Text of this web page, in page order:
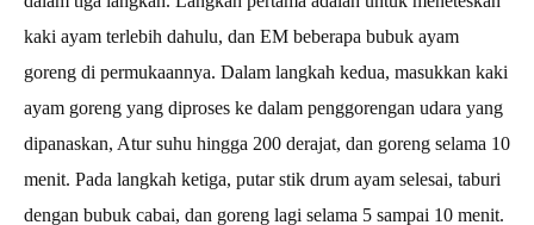
kaki ayam terlebih dahulu, dan EM beberapa bubuk ayam
goreng di permukaannya. Dalam langkah kedua, masukkan kaki
ayam goreng yang diproses ke dalam penggorengan udara yang
dipanaskan, Atur suhu hingga 200 derajat, dan goreng selama 10
menit. Pada langkah ketiga, putar stik drum ayam selesai, taburi
dengan bubuk cabai, dan goreng lagi selama 5 sampai 10 menit.